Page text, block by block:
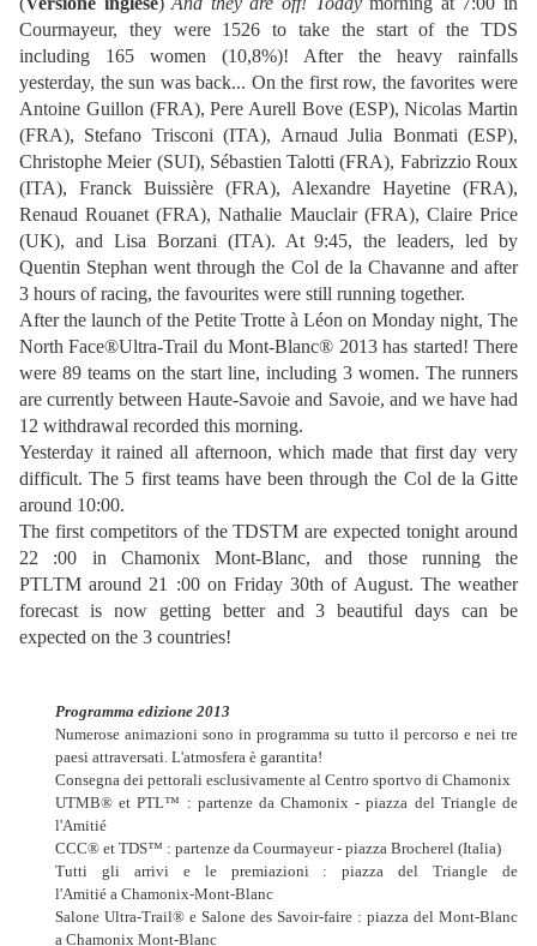
Courmayeur, they were 1526 to take the start of the TDS
including 165 women (10,8%)! After the heavy rainfalls
yesterday, the sun was back... On the first row, the favorites were
Antoine Guillon (FRA), Pere Aurell Bove (ESP), Nicolas Martin
(FRA), Stefano Trisconi (ITA), Arnaud Julia Bonmati (ESP),
Christophe Meier (SUI), Sébastien Talotti (FRA), Fabrizzio Roux
(ITA), Franck Buissière (FRA), Alexandre Hayetine (FRA),
Renaud Rouanet (FRA), Nathalie Mauclair (FRA), Claire Price
(UK), and Lisa Borzani (ITA). At 9:45, the leaders, led by
Quentin Stephan went through the Col de la Chavanne and after
3 hours of racing, the favourites were still running together.
After the launch of the Petite Trotte à Léon on Monday night, The
North Face®Ultra-Trail du Mont-Blanc® 2013 has started! There
were 89 teams on the start line, including 3 women. The runners
are currently between Haute-Savoie and Savoie, and we have had
12 withdrawal recorded this morning.
Yesterday it rained all afternoon, which made that first day very
difficult. The 5 first teams have been through the Col de la Gitte
around 10:00.
The first competitors of the TDSTM are expected tonight around
22 :00 in Chamonix Mont-Blanc, and those running the
PTLTM around 21 :00 on Friday 30th of August. The weather
forecast is now getting better and 3 beautiful days can be
expected on the 3 countries!
Programma edizione 2013
Numerose animazioni sono in programma su tutto il percorso e nei tre
paesi attraversati. L'atmosfera è garantita!
Consegna dei pettorali esclusivamente al Centro sportvo di Chamonix
UTMB® et PTL™ : partenze da Chamonix - piazza del Triangle de
l'Amitié
CCC® et TDS™ : partenze da Courmayeur - piazza Brocherel (Italia)
Tutti gli arrivi e le premiazioni : piazza del Triangle de
l'Amitié a Chamonix-Mont-Blanc
Salone Ultra-Trail® e Salone des Savoir-faire : piazza del Mont-Blanc
a Chamonix Mont-Blanc